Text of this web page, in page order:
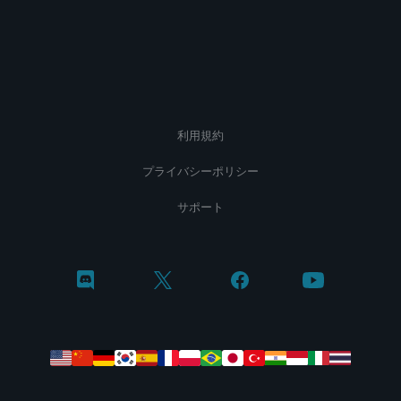
利用規約
プライバシーポリシー
サポート